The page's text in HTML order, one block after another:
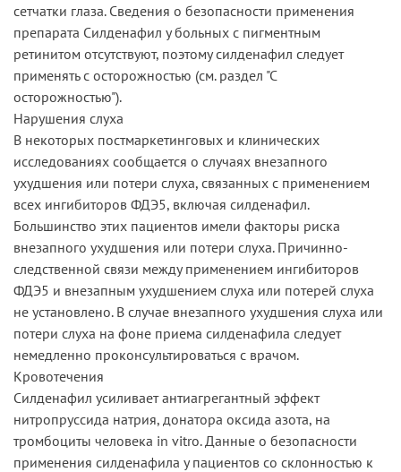
сетчатки глаза. Сведения о безопасности применения
препарата Силденафил у больных с пигментным
ретинитом отсутствуют, поэтому силденафил следует
применять с осторожностью (см. раздел "С
осторожностью").
Нарушения слуха
В некоторых постмаркетинговых и клинических
исследованиях сообщается о случаях внезапного
ухудшения или потери слуха, связанных с применением
всех ингибиторов ФДЭ5, включая силденафил.
Большинство этих пациентов имели факторы риска
внезапного ухудшения или потери слуха. Причинно-
следственной связи между применением ингибиторов
ФДЭ5 и внезапным ухудшением слуха или потерей слуха
не установлено. В случае внезапного ухудшения слуха или
потери слуха на фоне приема силденафила следует
немедленно проконсультироваться с врачом.
Кровотечения
Силденафил усиливает антиагрегантный эффект
нитропруссида натрия, донатора оксида азота, на
тромбоциты человека in vitro. Данные о безопасности
применения силденафила у пациентов со склонностью к